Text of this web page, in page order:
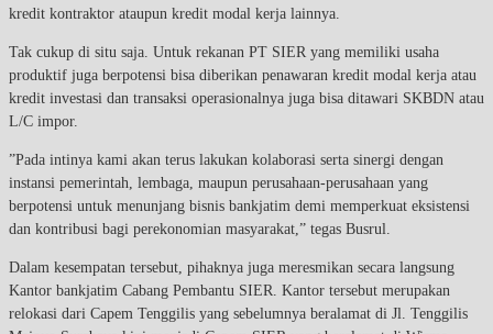
kredit kontraktor ataupun kredit modal kerja lainnya.
Tak cukup di situ saja. Untuk rekanan PT SIER yang memiliki usaha
produktif juga berpotensi bisa diberikan penawaran kredit modal kerja atau
kredit investasi dan transaksi operasionalnya juga bisa ditawari SKBDN atau
L/C impor.
”Pada intinya kami akan terus lakukan kolaborasi serta sinergi dengan
instansi pemerintah, lembaga, maupun perusahaan-perusahaan yang
berpotensi untuk menunjang bisnis bankjatim demi memperkuat eksistensi
dan kontribusi bagi perekonomian masyarakat,” tegas Busrul.
Dalam kesempatan tersebut, pihaknya juga meresmikan secara langsung
Kantor bankjatim Cabang Pembantu SIER. Kantor tersebut merupakan
relokasi dari Capem Tenggilis yang sebelumnya beralamat di Jl. Tenggilis